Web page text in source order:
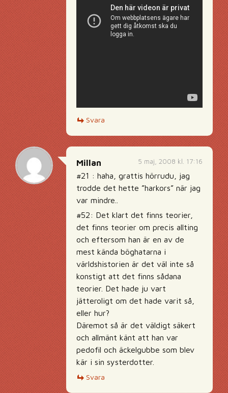
Svara
5 maj, 2008 kl. 17:16
Millan
#21 : haha, grattis hörrudu, jag
trodde det hette ”harkors” när jag
var mindre..
#52: Det klart det finns teorier,
det finns teorier om precis allting
och eftersom han är en av de
mest kända böghatarna i
världshistorien är det väl inte så
konstigt att det finns sådana
teorier. Det hade ju vart
jätteroligt om det hade varit så,
eller hur?
Däremot så är det väldigt säkert
och allmänt känt att han var
pedofil och äckelgubbe som blev
kär i sin systerdotter.
Svara